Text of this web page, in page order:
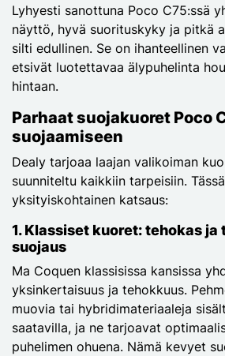
Lyhyesti sanottuna Poco C75:ssä
näyttö, hyvä suorituskyky ja pitkä
silti edullinen. Se on ihanteellinen
etsivät luotettavaa älypuhelinta
hintaan.
Parhaat suojakuoret Poco
suojaamiseen
Dealy tarjoaa laajan valikoiman
suunniteltu kaikkiin tarpeisiin.
yksityiskohtainen katsaus:
1. Klassiset kuoret: tehokas
suojaus
Ma Coquen klassisissa kansissa
yksinkertaisuus ja tehokkuus.
muovia tai hybridimateriaaleja
saatavilla, ja ne tarjoavat
puhelimen ohuena. Nämä kevyet